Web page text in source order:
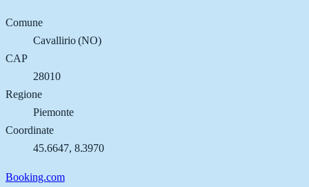
Comune
Cavallirio(NO)
CAP
28010
Regione
Piemonte
Coordinate
45.6647, 8.3970
Booking.com